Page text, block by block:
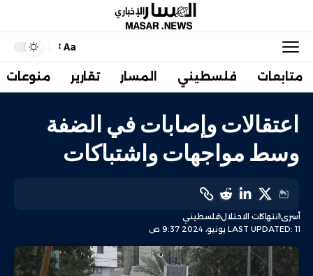
Aa
متابعات فلسطيني المسار تقارير منوعات
اعتقالات وإصابات في الضفة
وسط مواجهات واشتباكات
LAST UPDATED: 11 يونيو، 2024 9:37 ص
أسرىانتهاكات الاحتلالفلسطيني